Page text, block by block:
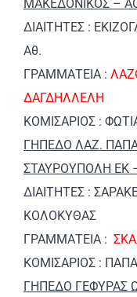
ΜΑΚΕΔΟΝΙΚΟΣ –
ΔΙΑΙΤΗΤΕΣ :
Αθ.
ΓΡΑΜΜΑΤΕΙΑ :
ΔΑΓΔΗΛΛΕΛΗ
ΚΟΜΙΣΑΡΙΟΣ :
ΓΗΠΕΔΟ ΛΑΖ.
ΣΤΑΥΡΟΥΠΟΛΗ ΕΚ
ΔΙΑΙΤΗΤΕΣ :
ΚΟΛΟΚΥΘΑΣ
ΓΡΑΜΜΑΤΕΙΑ :
ΚΟΜΙΣΑΡΙΟΣ :
ΓΗΠΕΔΟ ΓΕΦΥΡΑΣ